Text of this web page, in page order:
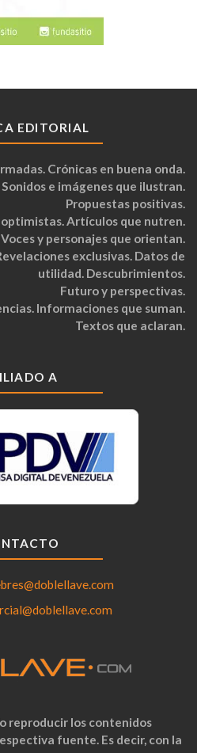
EDITORIAL
Crónicas en buena onda.
Sonidos e imágenes que ilustran.
Propuestas positivas.
Artículos que nutren.
Voces y personajes que orientan.
exclusivas. Datos de
utilidad. Descubrimientos.
Futuro y perspectivas.
Informaciones que suman.
Textos que aclaran.
A
reproducir los contenidos
fuente. Es decir, con la